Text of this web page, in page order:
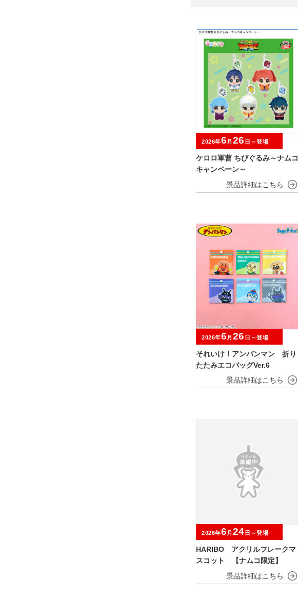
ケロロ軍曹 ちびぐるみ～ナムコ
キャンペーン～
2026年6 月 26 日～登場
それいけ！アンパンマン 折り
たたみエコバッグVer.6
2026年6 月 26 日～登場
HARIBO アクリルフレークマ
スコット 【ナムコ限定】
2026年6 月 24 日～登場